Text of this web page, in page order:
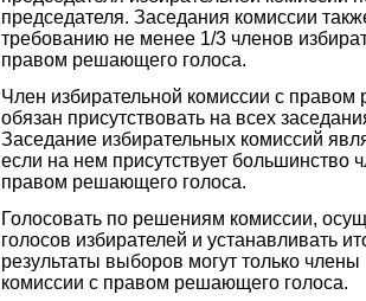
председателя. Заседания комиссии
требованию не менее 1/3 членов
правом решающего голоса.
Член избирательной комиссии с
обязан присутствовать на всех
Заседание избирательных комиссий
если на нем присутствует большинство
правом решающего голоса.
Голосовать по решениям комиссии,
голосов избирателей и устанавливать
результаты выборов могут только
комиссии с правом решающего голоса.